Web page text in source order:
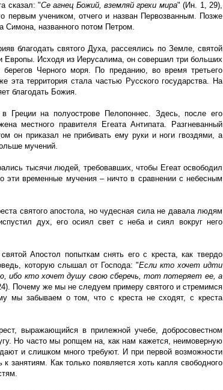
сказал: "Се агнец Божий, вземляй грехи мира" (Ин. 1, 29),
первым учеником, отчего и назван Первозванным. Позже
Симона, названного потом Петром.
благодать святого Духа, рассеялись по Земле, святой
Европы. Исходя из Иерусалима, он совершил три больших
Черного моря. По преданию, во время третьего
эта территория стала частью Русского государства. На
благодать Божия.
Греции на полуострове Пелопоннес. Здесь, после его
местного правителя Егеата Антипата. Разгневанный
он приказал не прибивать ему руки и ноги гвоздями, а
мучений.
тысячи людей, требовавших, чтобы Егеат освободил
эти временные мучения – ничто в сравнении с небесным
святого апостола, но чудесная сила не давала людям
дух, его осиял свет с неба и сиял вокруг него
Апостол попыткам снять его с креста, как твердо
которую слышал от Господа: "Если кто хочет идти
ибо кто хочет душу свою сберечь, тот потеряет ее, а
Почему же мы не следуем примеру святого и стремимся
мы забываем о том, что с креста не сходят, с креста
выражающийся в прилежной учебе, добросовестном
Но часто мы ропщем на, как нам кажется, неимоверную
и слишком много требуют. И при первой возможности
занятиям. Как только появляется хоть капля свободного